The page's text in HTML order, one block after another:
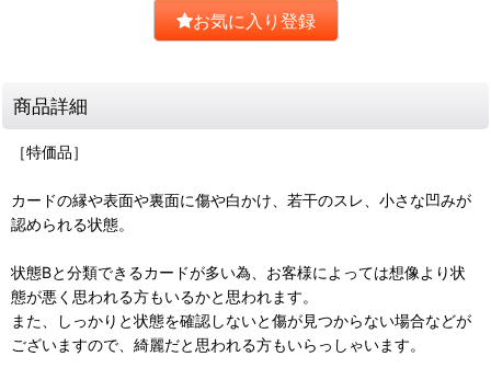
お気に入り登録
商品詳細
［特価品］
カードの縁や表面や裏面に傷や白かけ、若干のスレ、小さな凹みが
認められる状態。
状態Bと分類できるカードが多い為、お客様によっては想像より状
態が悪く思われる方もいるかと思われます。
また、しっかりと状態を確認しないと傷が見つからない場合などが
ございますので、綺麗だと思われる方もいらっしゃいます。